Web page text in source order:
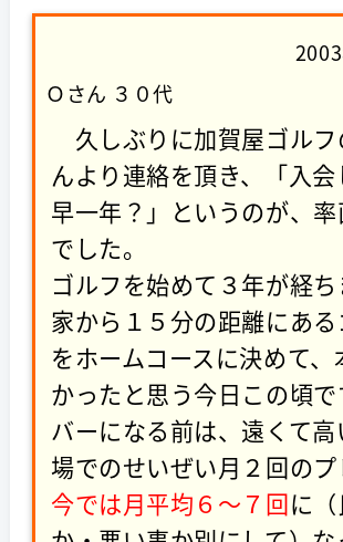
Ｏさん ３０代
久しぶりに加賀屋ゴルフ
んより連絡を頂き、「入会
早一年？」というのが、
でした。
ゴルフを始めて３年が経ち
家から１５分の距離にあ
をホームコースに決めて、
かったと思う今日この頃で
バーになる前は、遠くて高
場でのせいぜい月２回のプ
今では月平均６～７回に